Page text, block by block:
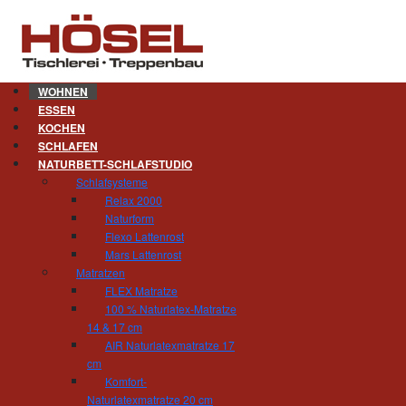
WOHNEN
ESSEN
KOCHEN
SCHLAFEN
NATURBETT-SCHLAFSTUDIO
Schlafsysteme
Relax 2000
Naturform
Flexo Lattenrost
Mars Lattenrost
Matratzen
FLEX Matratze
100 % Naturlatex-Matratze
14 & 17 cm
AIR Naturlatexmatratze 17
cm
Komfort-
Naturlatexmatratze 20 cm
Mein schönes Zuhause - ganz wesentlich
Funktionen muss ein gutes Wohnzimmer
Die moderne Unterhaltungstechnik stellt dabei
sieht sie aber nicht besonders wohnlich
Lösungen, die ankommen.
dem i-Tüpfelchen durch schöne